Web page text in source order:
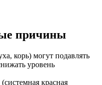
причины
корь) могут подавлять
уровень
красная